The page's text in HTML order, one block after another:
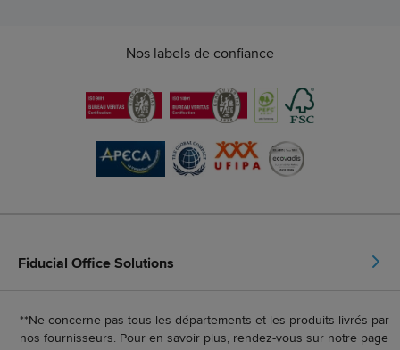
Nos labels de confiance
Fiducial Office Solutions
**Ne concerne pas tous les départements et les produits livrés par
nos fournisseurs. Pour en savoir plus, rendez-vous sur notre page